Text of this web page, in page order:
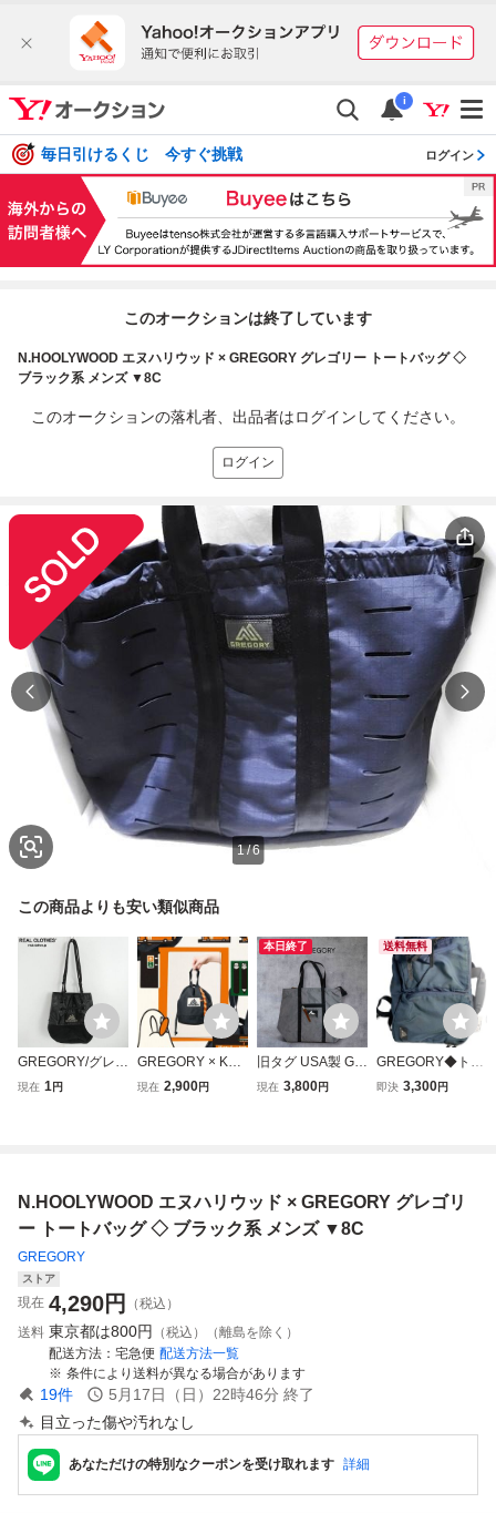
i
毎日引けるくじ 今すぐ挑戦 ログイン
このオークションは終了しています
N.HOOLYWOOD エヌハリウッド × GREGORY グレゴリー トートバッグ ◇
ブラック系 メンズ ▼8C
このオークションの落札者、出品者はログインしてください。
ログイン
1/6
この商品よりも安い類似商品
GREGORY/グレゴ
リー フリークスス
現在 1円
GREGORY × KOI
CHI YAIRI / CINC
現在 2,900円
本日終了
旧タグ USA製 GR
EGORY グレゴリ
現在 3,800円
送料無料
GREGORY◆トー
トバッグ/ナイロ
即決 3,300円
N.HOOLYWOOD エヌハリウッド × GREGORY グレゴリ
ー トートバッグ ◇ ブラック系 メンズ ▼8C
GREGORY
ストア
現在 4,290円
（税込）
送料 東京都は800円
（税込）（離島を除く）
配送方法
宅急便 配送方法一覧
条件により送料が異なる場合があります
19件 5月17日（日）22時46分 終了
目立った傷や汚れなし
あなただけの特別なクーポンを受け取れます 詳細